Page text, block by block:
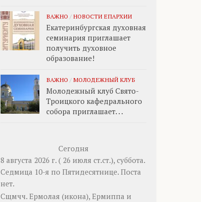
ВАЖНО / НОВОСТИ ЕПАРХИИ
Екатеринбургская духовная
семинария приглашает
получить духовное
образование!
ВАЖНО / МОЛОДЕЖНЫЙ КЛУБ
Молодежный клуб Свято-
Троицкого кафедрального
собора приглашает. . .
Сегодня
8 августа 2026 г. ( 26 июля ст.ст.), суббота.
Седмица 10-я по Пятидесятнице. Поста
нет.
Сщмчч. Ермолая (икона), Ермиппа и